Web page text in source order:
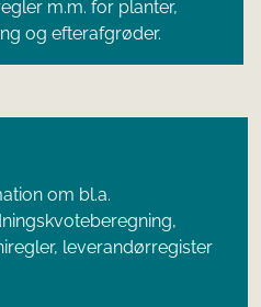
m.m. for planter,
og efterafgrøder.
om bl.a.
leverandørregister